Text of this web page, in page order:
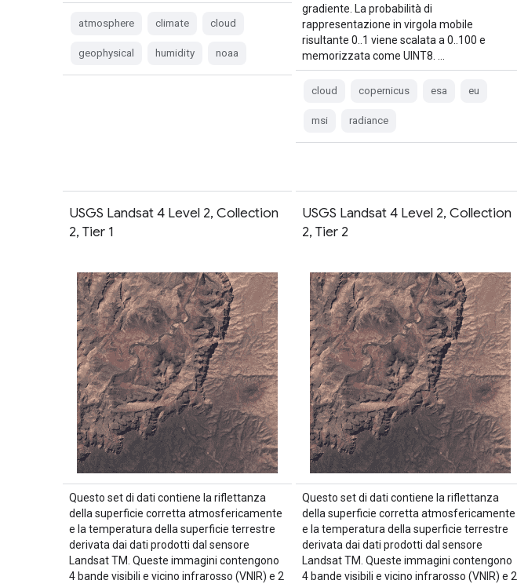
atmosphere climate cloud
geophysical humidity noaa
gradiente. La probabilità di
rappresentazione in virgola mobile
risultante 0..1 viene scalata a 0..100 e
memorizzata come UINT8. …
cloud copernicus esa eu
msi radiance
USGS Landsat 4 Level 2, Collection
2, Tier 1
Questo set di dati contiene la riflettanza
della superficie corretta atmosfericamente
e la temperatura della superficie terrestre
derivata dai dati prodotti dal sensore
Landsat TM. Queste immagini contengono
4 bande visibili e vicino infrarosso (VNIR) e 2
USGS Landsat 4 Level 2, Collection
2, Tier 2
Questo set di dati contiene la riflettanza
della superficie corretta atmosfericamente
e la temperatura della superficie terrestre
derivata dai dati prodotti dal sensore
Landsat TM. Queste immagini contengono
4 bande visibili e vicino infrarosso (VNIR) e 2